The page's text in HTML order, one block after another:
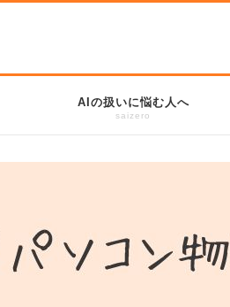
AIの扱いに悩む人へ
saizero